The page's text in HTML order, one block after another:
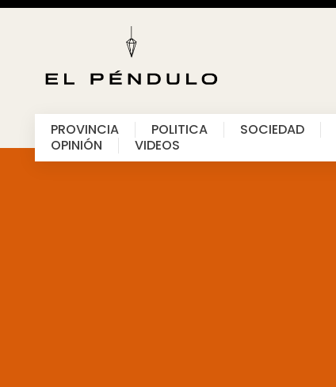
PROVINCIA POLITICA SOCIEDAD
OPINIÓN
VIDEOS